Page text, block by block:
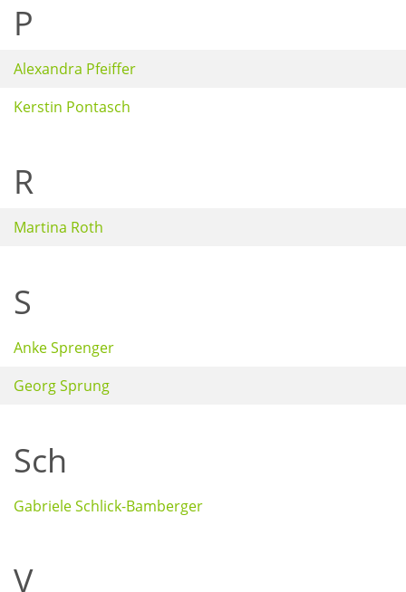
P
Alexandra Pfeiffer
Kerstin Pontasch
R
Martina Roth
S
Anke Sprenger
Georg Sprung
Sch
Gabriele Schlick-Bamberger
V